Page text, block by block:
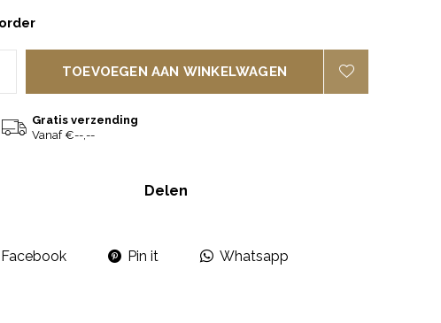
TOEVOEGEN AAN WINKELWAGEN
Gratis verzending
Vanaf €--,--
Delen
Facebook Pin it Whatsapp